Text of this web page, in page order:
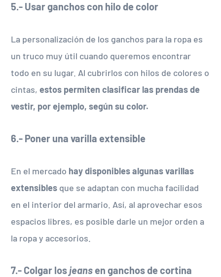
5.- Usar ganchos con hilo de color
La personalización de los ganchos para la ropa es
un truco muy útil cuando queremos encontrar
todo en su lugar. Al cubrirlos con hilos de colores o
cintas,estos permiten clasificar las prendas de
vestir, por ejemplo, según su color.
6.- Poner una varilla extensible
En el mercado hay disponibles algunas varillas
extensibles que se adaptan con mucha facilidad
en el interior del armario. Así, al aprovechar esos
espacios libres, es posible darle un mejor orden a
la ropa y accesorios.
7.- Colgar los jeans en ganchos de cortina